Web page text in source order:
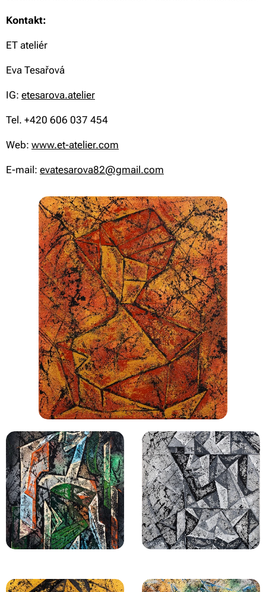
Kontakt:
ET ateliér
Eva Tesařová
IG: etesarova.atelier
Tel. +420 606 037 454
Web: www.et-atelier.com
E-mail: evatesarova82@gmail.com